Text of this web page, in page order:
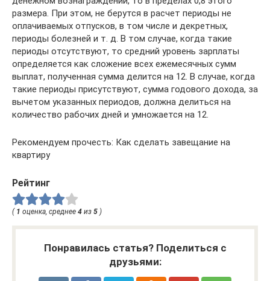
размера. При этом, не берутся в расчет периоды не
оплачиваемых отпусков, в том числе и декретных,
периоды болезней и т. д. В том случае, когда такие
периоды отсутствуют, то средний уровень зарплаты
определяется как сложение всех ежемесячных сумм
выплат, полученная сумма делится на 12. В случае, когда
такие периоды присутствуют, сумма годового дохода, за
вычетом указанных периодов, должна делиться на
количество рабочих дней и умножается на 12.
Рекомендуем прочесть: Как сделать завещание на
квартиру
Рейтинг
( 1 оценка, среднее 4 из 5 )
Понравилась статья? Поделиться с
друзьями: